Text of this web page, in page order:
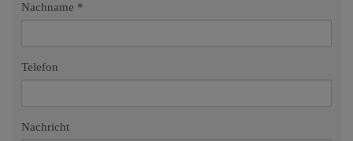
Nachname
Telefon
Nachricht